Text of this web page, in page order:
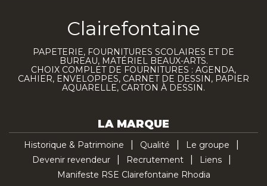
Clairefontaine
PAPETERIE, FOURNITURES SCOLAIRES ET DE
BUREAU, MATÉRIEL BEAUX-ARTS.
CHOIX COMPLET DE FOURNITURES : AGENDA,
CAHIER, ENVELOPPES, CARNET DE DESSIN, PAPIER
AQUARELLE, CARTON À DESSIN.
LA MARQUE
Historique & Patrimoine Qualité
Le groupe
Devenir revendeur
Recrutement
Liens
Manifeste RSE Clairefontaine Rhodia